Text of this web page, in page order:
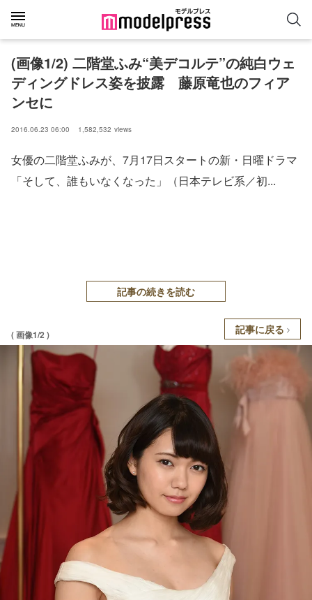
(画像1/2) 二階堂ふみ“美デコルテ”の純白ウェ
ディングドレス姿を披露 藤原竜也のフィア
ンセに
2016.06.23 06:00 1,582,532 views
女優の二階堂ふみが、7月17日スタートの新・日曜ドラマ
「そして、誰もいなくなった」（日本テレビ系／初...
記事の続きを読む
( 画像1/2 ) 記事に戻る